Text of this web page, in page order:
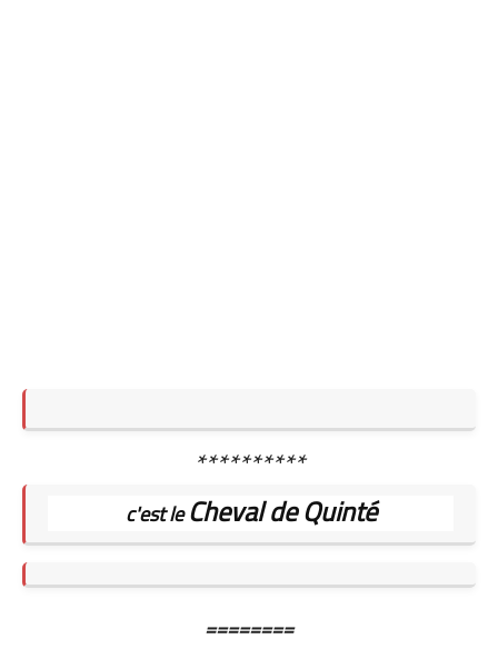
**********
c'est leCheval de Quinté
========